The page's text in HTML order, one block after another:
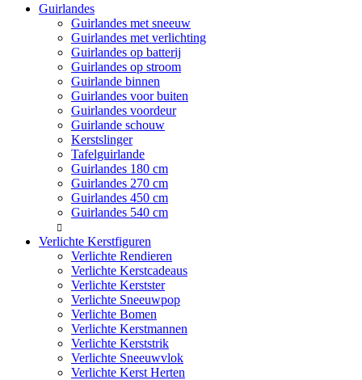
Guirlandes
Guirlandes met sneeuw
Guirlandes met verlichting
Guirlandes op batterij
Guirlandes op stroom
Guirlande binnen
Guirlandes voor buiten
Guirlandes voordeur
Guirlande schouw
Kerstslinger
Tafelguirlande
Guirlandes 180 cm
Guirlandes 270 cm
Guirlandes 450 cm
Guirlandes 540 cm
Verlichte Kerstfiguren
Verlichte Rendieren
Verlichte Kerstcadeaus
Verlichte Kerstster
Verlichte Sneeuwpop
Verlichte Bomen
Verlichte Kerstmannen
Verlichte Kerststrik
Verlichte Sneeuwvlok
Verlichte Kerst Herten